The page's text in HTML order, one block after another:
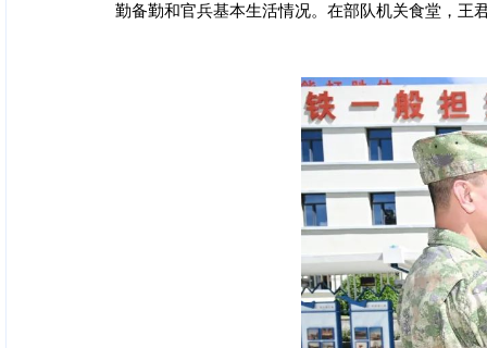
勤备勤和官兵基本生活情况。在部队机关食堂，王